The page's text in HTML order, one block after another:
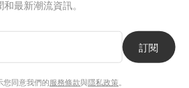
和最新潮流資訊。
訂閱
您同意我們的服務條款與隱私政策